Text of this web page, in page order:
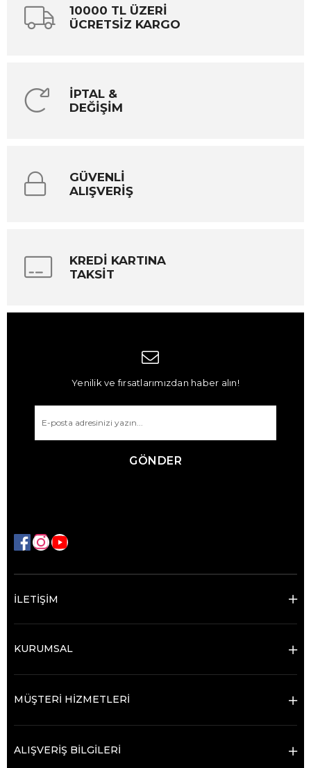
10000 TL ÜZERİ
ÜCRETSİZ KARGO
İPTAL &
DEĞİŞİM
GÜVENLİ
ALIŞVERİŞ
KREDİ KARTINA
TAKSİT
Yenilik ve fırsatlarımızdan haber alın!
GÖNDER
İLETİŞİM
KURUMSAL
MÜŞTERİ HİZMETLERİ
ALIŞVERİŞ BİLGİLERİ